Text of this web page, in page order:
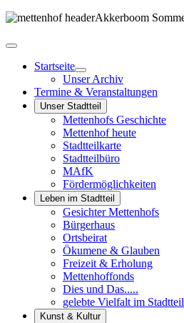
Startseite
Unser Archiv
Termine & Veranstaltungen
Unser Stadtteil
Mettenhofs Geschichte
Mettenhof heute
Stadtteilkarte
Stadtteilbüro
MAfK
Fördermöglichkeiten
Leben im Stadtteil
Gesichter Mettenhofs
Bürgerhaus
Ortsbeirat
Ökumene & Glauben
Freizeit & Erholung
Mettenhoffonds
Dies und Das.....
gelebte Vielfalt im Stadtteil
Kunst & Kultur